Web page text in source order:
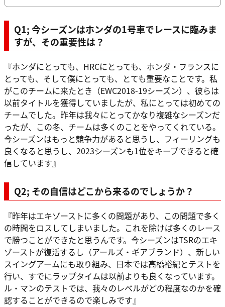
Q1; 今シーズンはホンダの1号車でレースに臨みま
すが、その重要性は？
『ホンダにとっても、HRCにとっても、ホンダ・フランスに
とっても、そして僕にとっても、とても重要なことです。私
がこのチームに来たとき（EWC2018-19シーズン）、彼らは
以前タイトルを獲得していましたが、私にとっては初めての
チームでした。昨年は我々にとってかなり複雑なシーズンだ
ったが、この冬、チームは多くのことをやってくれている。
今シーズンはもっと競争力があると思うし、フィーリングも
良くなると思うし、2023シーズンも1位をキープできると確
信しています』
Q2; その自信はどこから来るのでしょうか？
『昨年はエキゾーストに多くの問題があり、この問題で多く
の時間をロスしてしまいました。これを除けば多くのレース
で勝つことができたと思うんです。今シーズンはTSRのエキ
ゾーストが復活するし（アールズ・ギアブランド）、新しい
スイングアームにも取り組み、日本では高橋裕紀とテストを
行い、すでにラップタイムは以前よりも良くなっています。
ル・マンのテストでは、我々のレベルがどの程度なのかを確
認することができるので楽しみです』